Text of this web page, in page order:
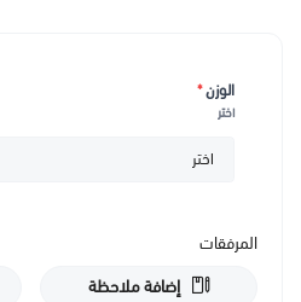
الوزن*
اختر
المرفقات
إضافة ملاحظة